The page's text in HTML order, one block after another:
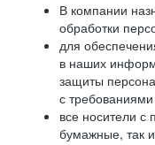
В компании
обработки
для
в наших
защиты
с
все носители
бумажные, так